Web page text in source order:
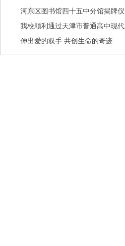
会在
河东区图书馆四十五中分馆揭牌仪
式在
我校顺利通过天津市普通高中现代
化建
伸出爱的双手 共创生命的奇迹